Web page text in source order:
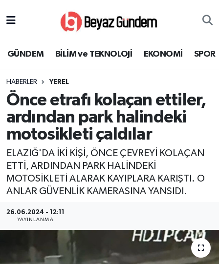
GÜNDEM BİLİM ve TEKNOLOJİ EKONOMİ SPOR
HABERLER YEREL
Önce etrafı kolaçan ettiler,
ardından park halindeki
motosikleti çaldılar
ELAZIĞ'DA İKİ KİŞİ, ÖNCE ÇEVREYİ KOLAÇAN
ETTİ, ARDINDAN PARK HALİNDEKİ
MOTOSİKLETİ ALARAK KAYIPLARA KARIŞTI. O
ANLAR GÜVENLİK KAMERASINA YANSIDI.
26.06.2024 - 12:11
YAYINLANMA
EKONOMİ
SPOR
SAĞLIK
EĞİTİM
KÜLTÜR SANAT
MAGAZİN
Süper Lig Puan Durumu ve Fikstür
Tüm Manşetler
Son Dakika Haberleri
Haber Arşivi